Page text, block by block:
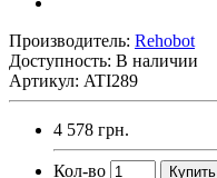
Производитель: Rehobot
Доступность: В наличии
Артикул: ATI289
4 578 грн.
Кол-во Купить